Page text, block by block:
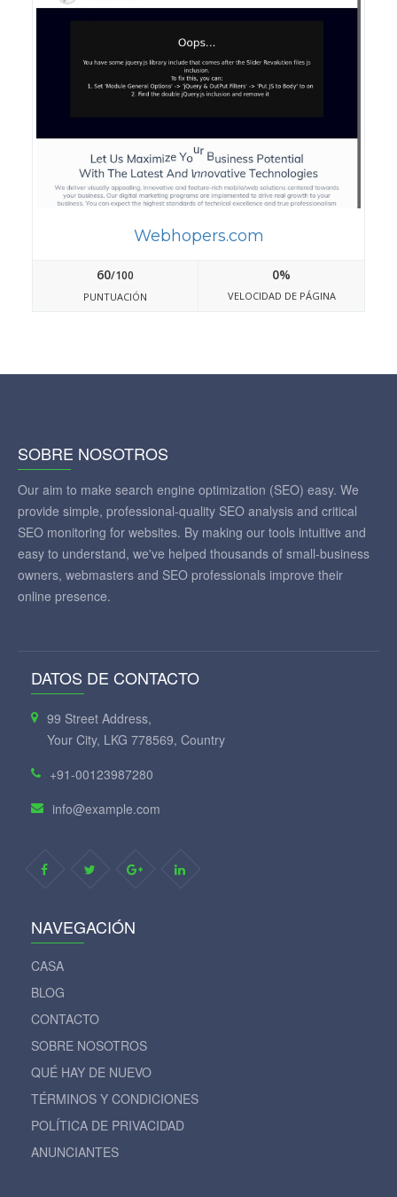
Webhopers.com
60/100
PUNTUACIÓN
0%
VELOCIDAD DE PÁGINA
SOBRE NOSOTROS
Our aim to make search engine optimization (SEO) easy. We
provide simple, professional-quality SEO analysis and critical
SEO monitoring for websites. By making our tools intuitive and
easy to understand, we've helped thousands of small-business
owners, webmasters and SEO professionals improve their
online presence.
DATOS DE CONTACTO
99 Street Address,
Your City, LKG 778569, Country
+91-00123987280
info@example.com
NAVEGACIÓN
CASA
BLOG
CONTACTO
SOBRE NOSOTROS
QUÉ HAY DE NUEVO
TÉRMINOS Y CONDICIONES
POLÍTICA DE PRIVACIDAD
ANUNCIANTES